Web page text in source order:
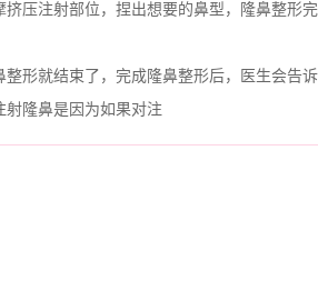
压注射部位，捏出想要的鼻型，隆鼻整形
就结束了，完成隆鼻整形后，医生会告
隆鼻是因为如果对注